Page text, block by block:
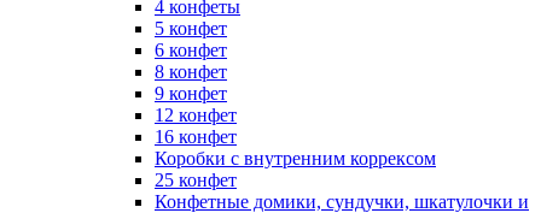
4 конфеты
5 конфет
6 конфет
8 конфет
9 конфет
12 конфет
16 конфет
Коробки с внутренним коррексом
25 конфет
Конфетные домики, сундучки, шкатулочки и